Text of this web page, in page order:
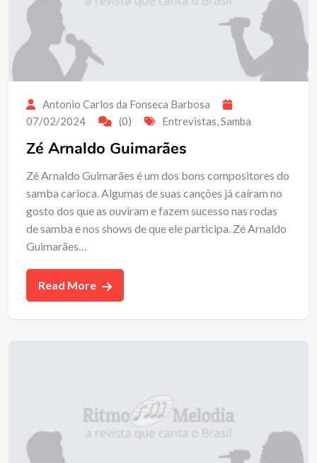
Antonio Carlos da Fonseca Barbosa
07/02/2024
(0) Entrevistas,Samba
Zé Arnaldo Guimarães
Zé Arnaldo Guimarães é um dos bons compositores do
samba carioca. Algumas de suas canções já caíram no
gosto dos que as ouviram e fazem sucesso nas rodas
de samba e nos shows de que ele participa. Zé Arnaldo
Guimarães…
Read More